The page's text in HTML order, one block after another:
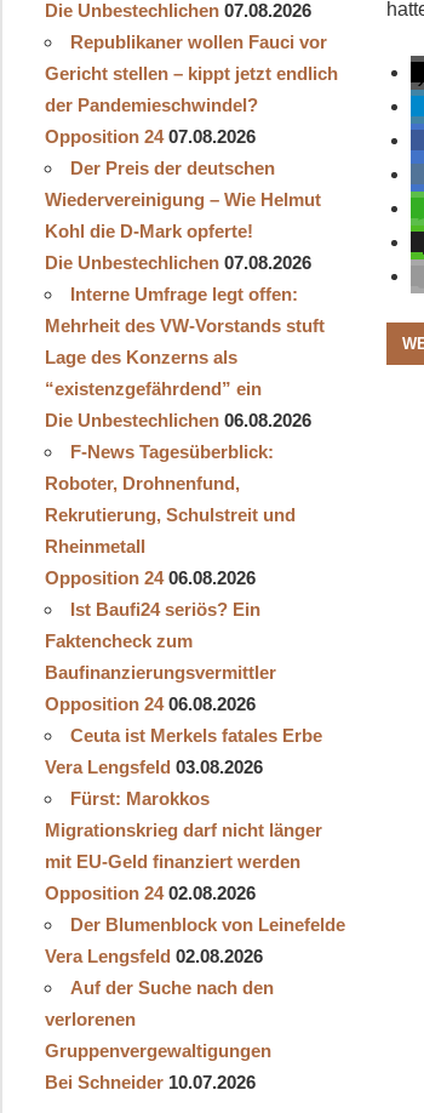
Die Unbestechlichen 07.08.2026
Republikaner wollen Fauci vor
Gericht stellen – kippt jetzt endlich
der Pandemieschwindel?
Opposition 24 07.08.2026
Der Preis der deutschen
Wiedervereinigung – Wie Helmut
Kohl die D‑Mark opferte!
Die Unbestechlichen 07.08.2026
Interne Umfrage legt offen:
Mehrheit des VW-Vorstands stuft
Lage des Konzerns als
“existenzgefährdend” ein
Die Unbestechlichen 06.08.2026
F-News Tagesüberblick:
Roboter, Drohnenfund,
Rekrutierung, Schulstreit und
Rheinmetall
Opposition 24 06.08.2026
Ist Baufi24 seriös? Ein
Faktencheck zum
Baufinanzierungsvermittler
Opposition 24 06.08.2026
Ceuta ist Merkels fatales Erbe
Vera Lengsfeld 03.08.2026
Fürst: Marokkos
Migrationskrieg darf nicht länger
mit EU-Geld finanziert werden
Opposition 24 02.08.2026
Der Blumenblock von Leinefelde
Vera Lengsfeld 02.08.2026
Auf der Suche nach den
verlorenen
Gruppenvergewaltigungen
Bei Schneider 10.07.2026